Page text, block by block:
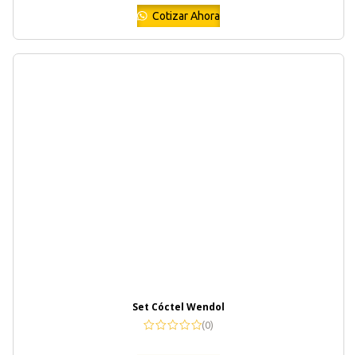
Cotizar Ahora
Set Cóctel Wendol
(0)